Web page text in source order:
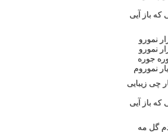
که باز آیی
نمورو
نمورو
جوره
نموروم
چی زیبایی
که باز آیی
گل مه